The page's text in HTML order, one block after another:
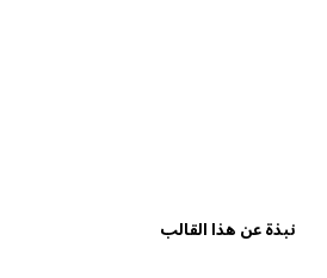
نبذة عن هذا القالب